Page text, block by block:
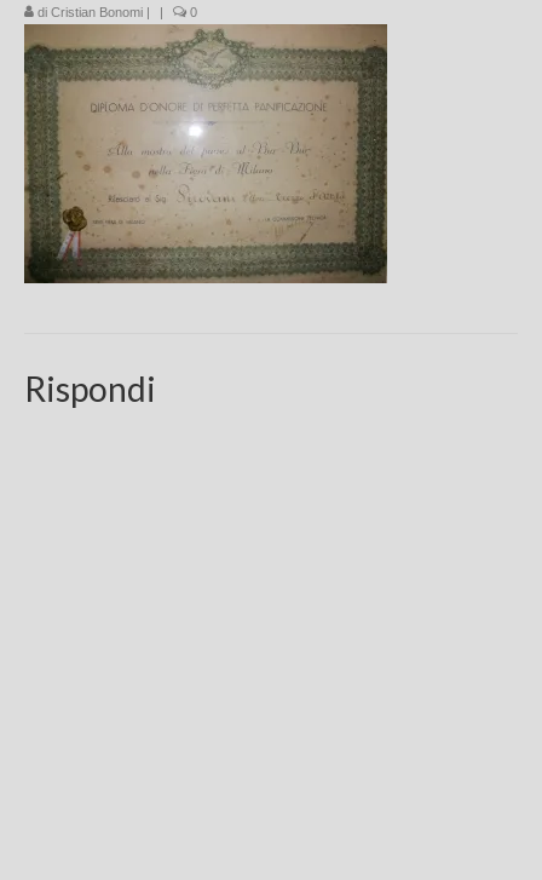
FAQ
Contatti
di Cristian Bonomi | | 0
Rispondi